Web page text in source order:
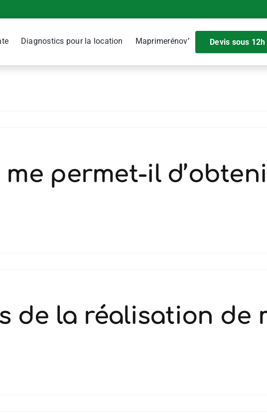
Diagnostics pour la location Maprimerénov’ Devis sous 12h
entre le DPE et
permet-il
de la réalisation de